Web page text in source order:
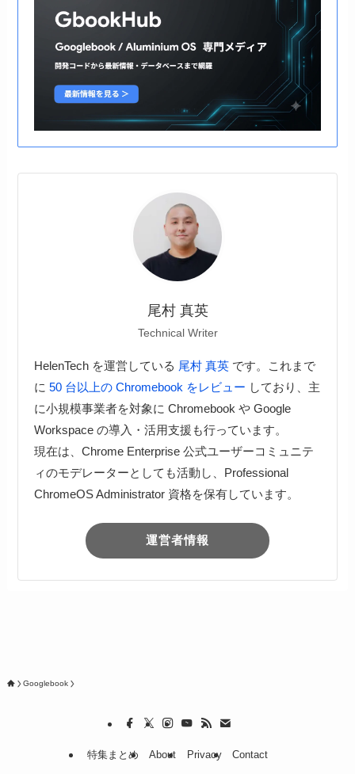
尾村 真英
Technical Writer
HelenTech を運営している 尾村 真英です。これまで
に 50 台以上の Chromebook をレビュー しており、主
に小規模事業者を対象に Chromebook や Google
Workspace の導入・活用支援も行っています。
現在は、Chrome Enterprise 公式ユーザーコミュニテ
ィのモデレーターとしても活動し、Professional
ChromeOS Administrator 資格を保有しています。
運営者情報
Googlebook
特集まとめ About Privacy Contact